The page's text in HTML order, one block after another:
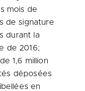
mois de
de signature
durant la
de 2016;
1,6 million
déposées
en